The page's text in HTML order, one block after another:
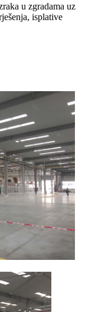
u zgradama uz
isplative